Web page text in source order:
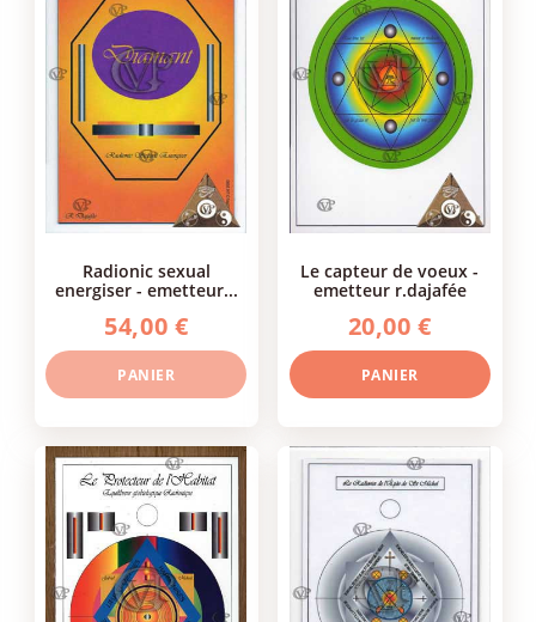
radionic sexual
energiser - emetteur...
54,00 €
PANIER
le capteur de voeux -
emetteur r.dajafée
20,00 €
PANIER